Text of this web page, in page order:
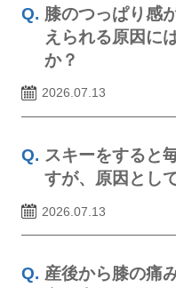
膝のつっぱり感
えられる原因に
か？
2026.07.13
スキーをすると
すが、原因とし
2026.07.13
産後から膝の痛